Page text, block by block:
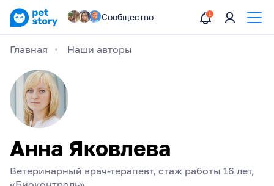
Сообщество
Главная Наши авторы
Анна Яковлева
Ветеринарный врач-терапевт, стаж работы 16 лет,